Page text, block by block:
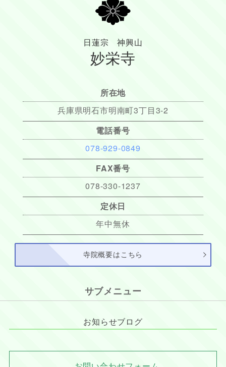
日蓮宗 神興山
妙栄寺
所在地
兵庫県明石市明南町3丁目3-2
電話番号
078-929-0849
FAX番号
078-330-1237
定休日
年中無休
寺院概要はこちら
サブメニュー
お知らせブログ